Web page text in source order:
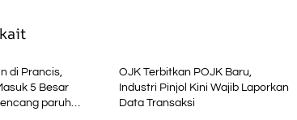
di Prancis,
5 Besar
paruh
OJK Terbitkan POJK Baru,
Industri Pinjol Kini Wajib Laporkan
Data Transaksi